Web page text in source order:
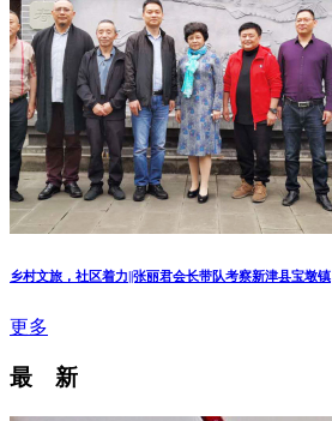
乡村文旅，社区着力||张丽君会长带队考察新津县宝墩镇
更多
最 新